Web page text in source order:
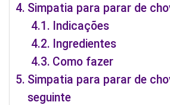
Simpatia para parar de
Indicações
Ingredientes
Como fazer
Simpatia para parar de
seguinte